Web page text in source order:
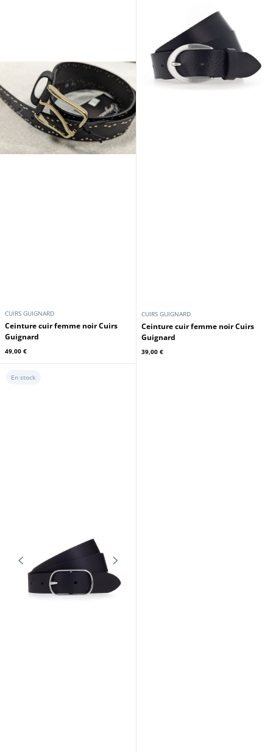
CUIRS GUIGNARD
Ceinture cuir femme noir Cuirs
Guignard
49,00 €
CUIRS GUIGNARD
Ceinture cuir femme noir Cuirs
Guignard
39,00 €
En stock